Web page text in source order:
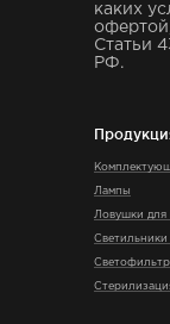
каких
Статьи
РФ.
Лампы
Ловушки для